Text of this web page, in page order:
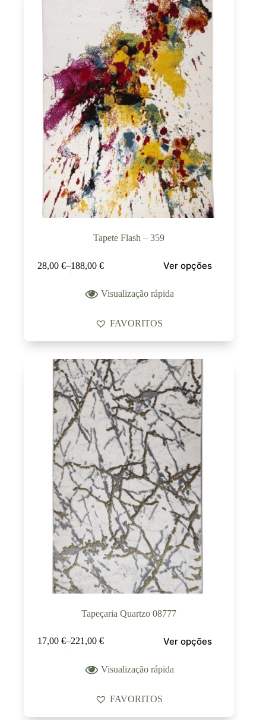
Tapete Flash – 359
28,00 €–188,00 € Ver opções
Visualização rápida
FAVORITOS
Tapeçaria Quartzo 08777
17,00 €–221,00 € Ver opções
Visualização rápida
FAVORITOS